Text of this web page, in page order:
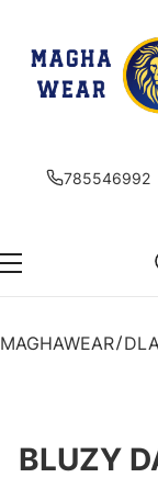
785546992
Menu
MAGHAWEAR
BLUZY